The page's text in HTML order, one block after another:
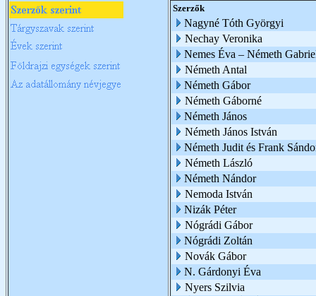
Szerzők
Nagyné Tóth Györgyi
Nechay Veronika
Nemes Éva – Németh
Németh Antal
Németh Gábor
Németh Gáborné
Németh János
Németh János István
Németh Judit és Frank
Németh László
Németh Nándor
Nemoda István
Nizák Péter
Nógrádi Gábor
Nógrádi Zoltán
Novák Gábor
N. Gárdonyi Éva
Nyers Szilvia